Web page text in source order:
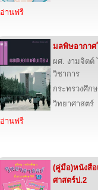
อ่านฟรี
มลพิษอากาศ
ผศ. งามจิต
วิชาการ
กระทรวงศึก
วิทยาศาสตร์
อ่านฟรี
(คู่มือ)หนังสื
ศาสตร์ป.2